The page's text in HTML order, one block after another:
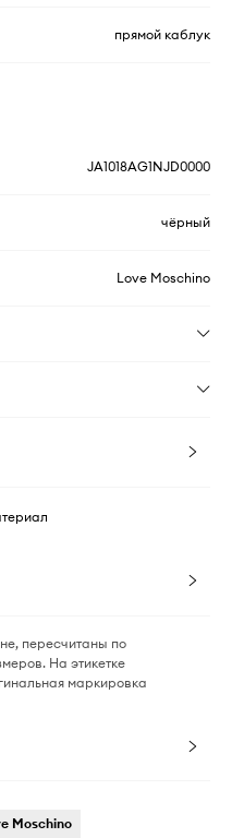
прямой каблук
JA1018AG1NJD0000
чёрный
Love Moschino
пересчитаны по
На этикетке
маркировка
Moschino